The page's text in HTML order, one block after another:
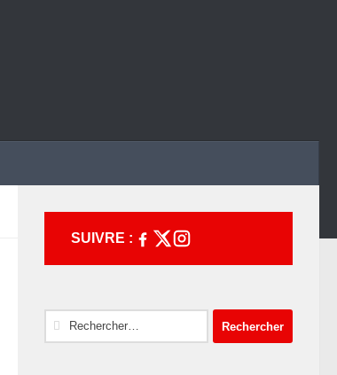
SUIVRE :
Rechercher :